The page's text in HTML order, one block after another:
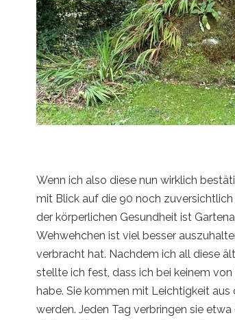
Wenn ich also diese nun wirklich
mit Blick auf die 90 noch
der körperlichen Gesundheit ist
Wehwehchen ist viel besser
verbracht hat. Nachdem ich all diese
stellte ich fest, dass ich bei keinem
habe. Sie kommen mit Leichtigkeit
werden. Jeden Tag verbringen sie